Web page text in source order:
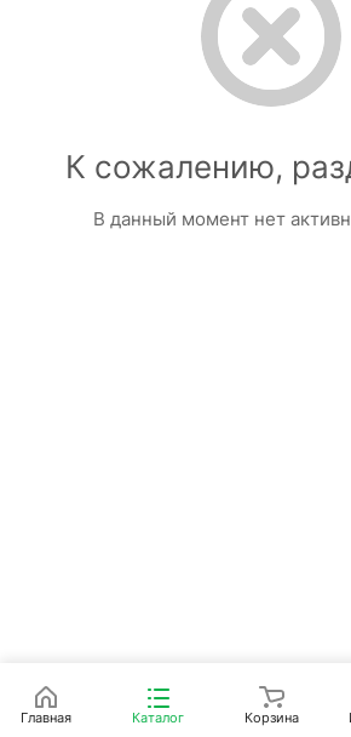
К сожалению,
В данный момент нет
Главная Каталог Корзина